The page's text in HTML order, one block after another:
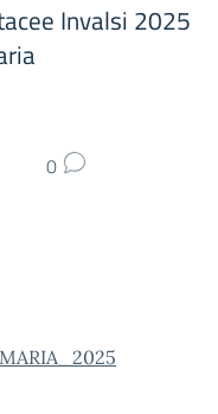
Invalsi 2025
0